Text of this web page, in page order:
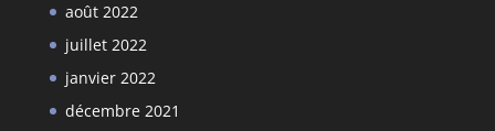
août 2022
juillet 2022
janvier 2022
décembre 2021